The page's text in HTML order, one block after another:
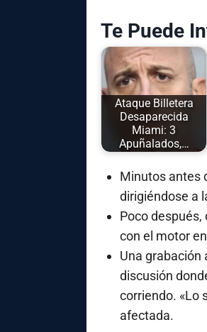
Te Puede
Ataque Billetera
Desaparecida
Miami: 3
Apuñalados,…
Minutos antes
dirigiéndose a
Poco después,
con el motor
Una grabación
discusión
corriendo. «Lo
afectada.